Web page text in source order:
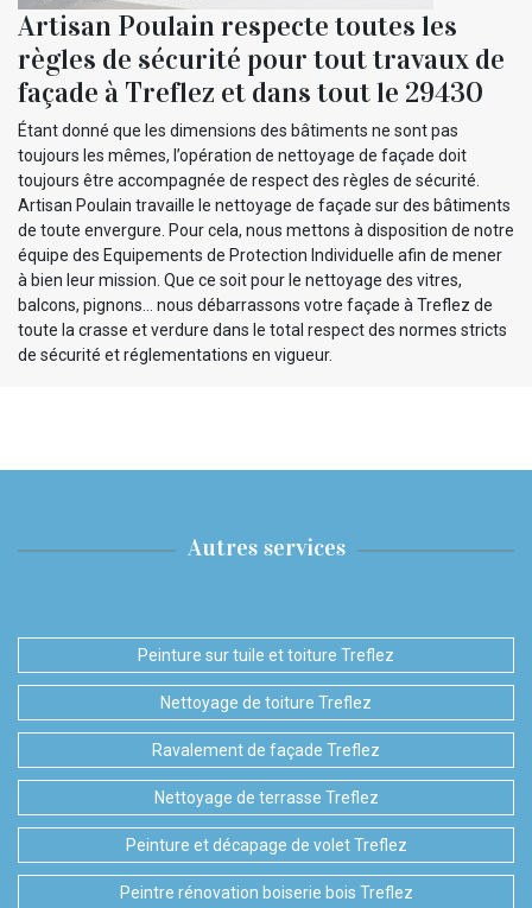
Artisan Poulain respecte toutes les
règles de sécurité pour tout travaux de
façade à Treflez et dans tout le 29430
Étant donné que les dimensions des bâtiments ne sont pas
toujours les mêmes, l’opération de nettoyage de façade doit
toujours être accompagnée de respect des règles de sécurité.
Artisan Poulain travaille le nettoyage de façade sur des bâtiments
de toute envergure. Pour cela, nous mettons à disposition de notre
équipe des Equipements de Protection Individuelle afin de mener
à bien leur mission. Que ce soit pour le nettoyage des vitres,
balcons, pignons… nous débarrassons votre façade à Treflez de
toute la crasse et verdure dans le total respect des normes stricts
de sécurité et réglementations en vigueur.
Autres services
Peinture sur tuile et toiture Treflez
Nettoyage de toiture Treflez
Ravalement de façade Treflez
Nettoyage de terrasse Treflez
Peinture et décapage de volet Treflez
Peintre rénovation boiserie bois Treflez